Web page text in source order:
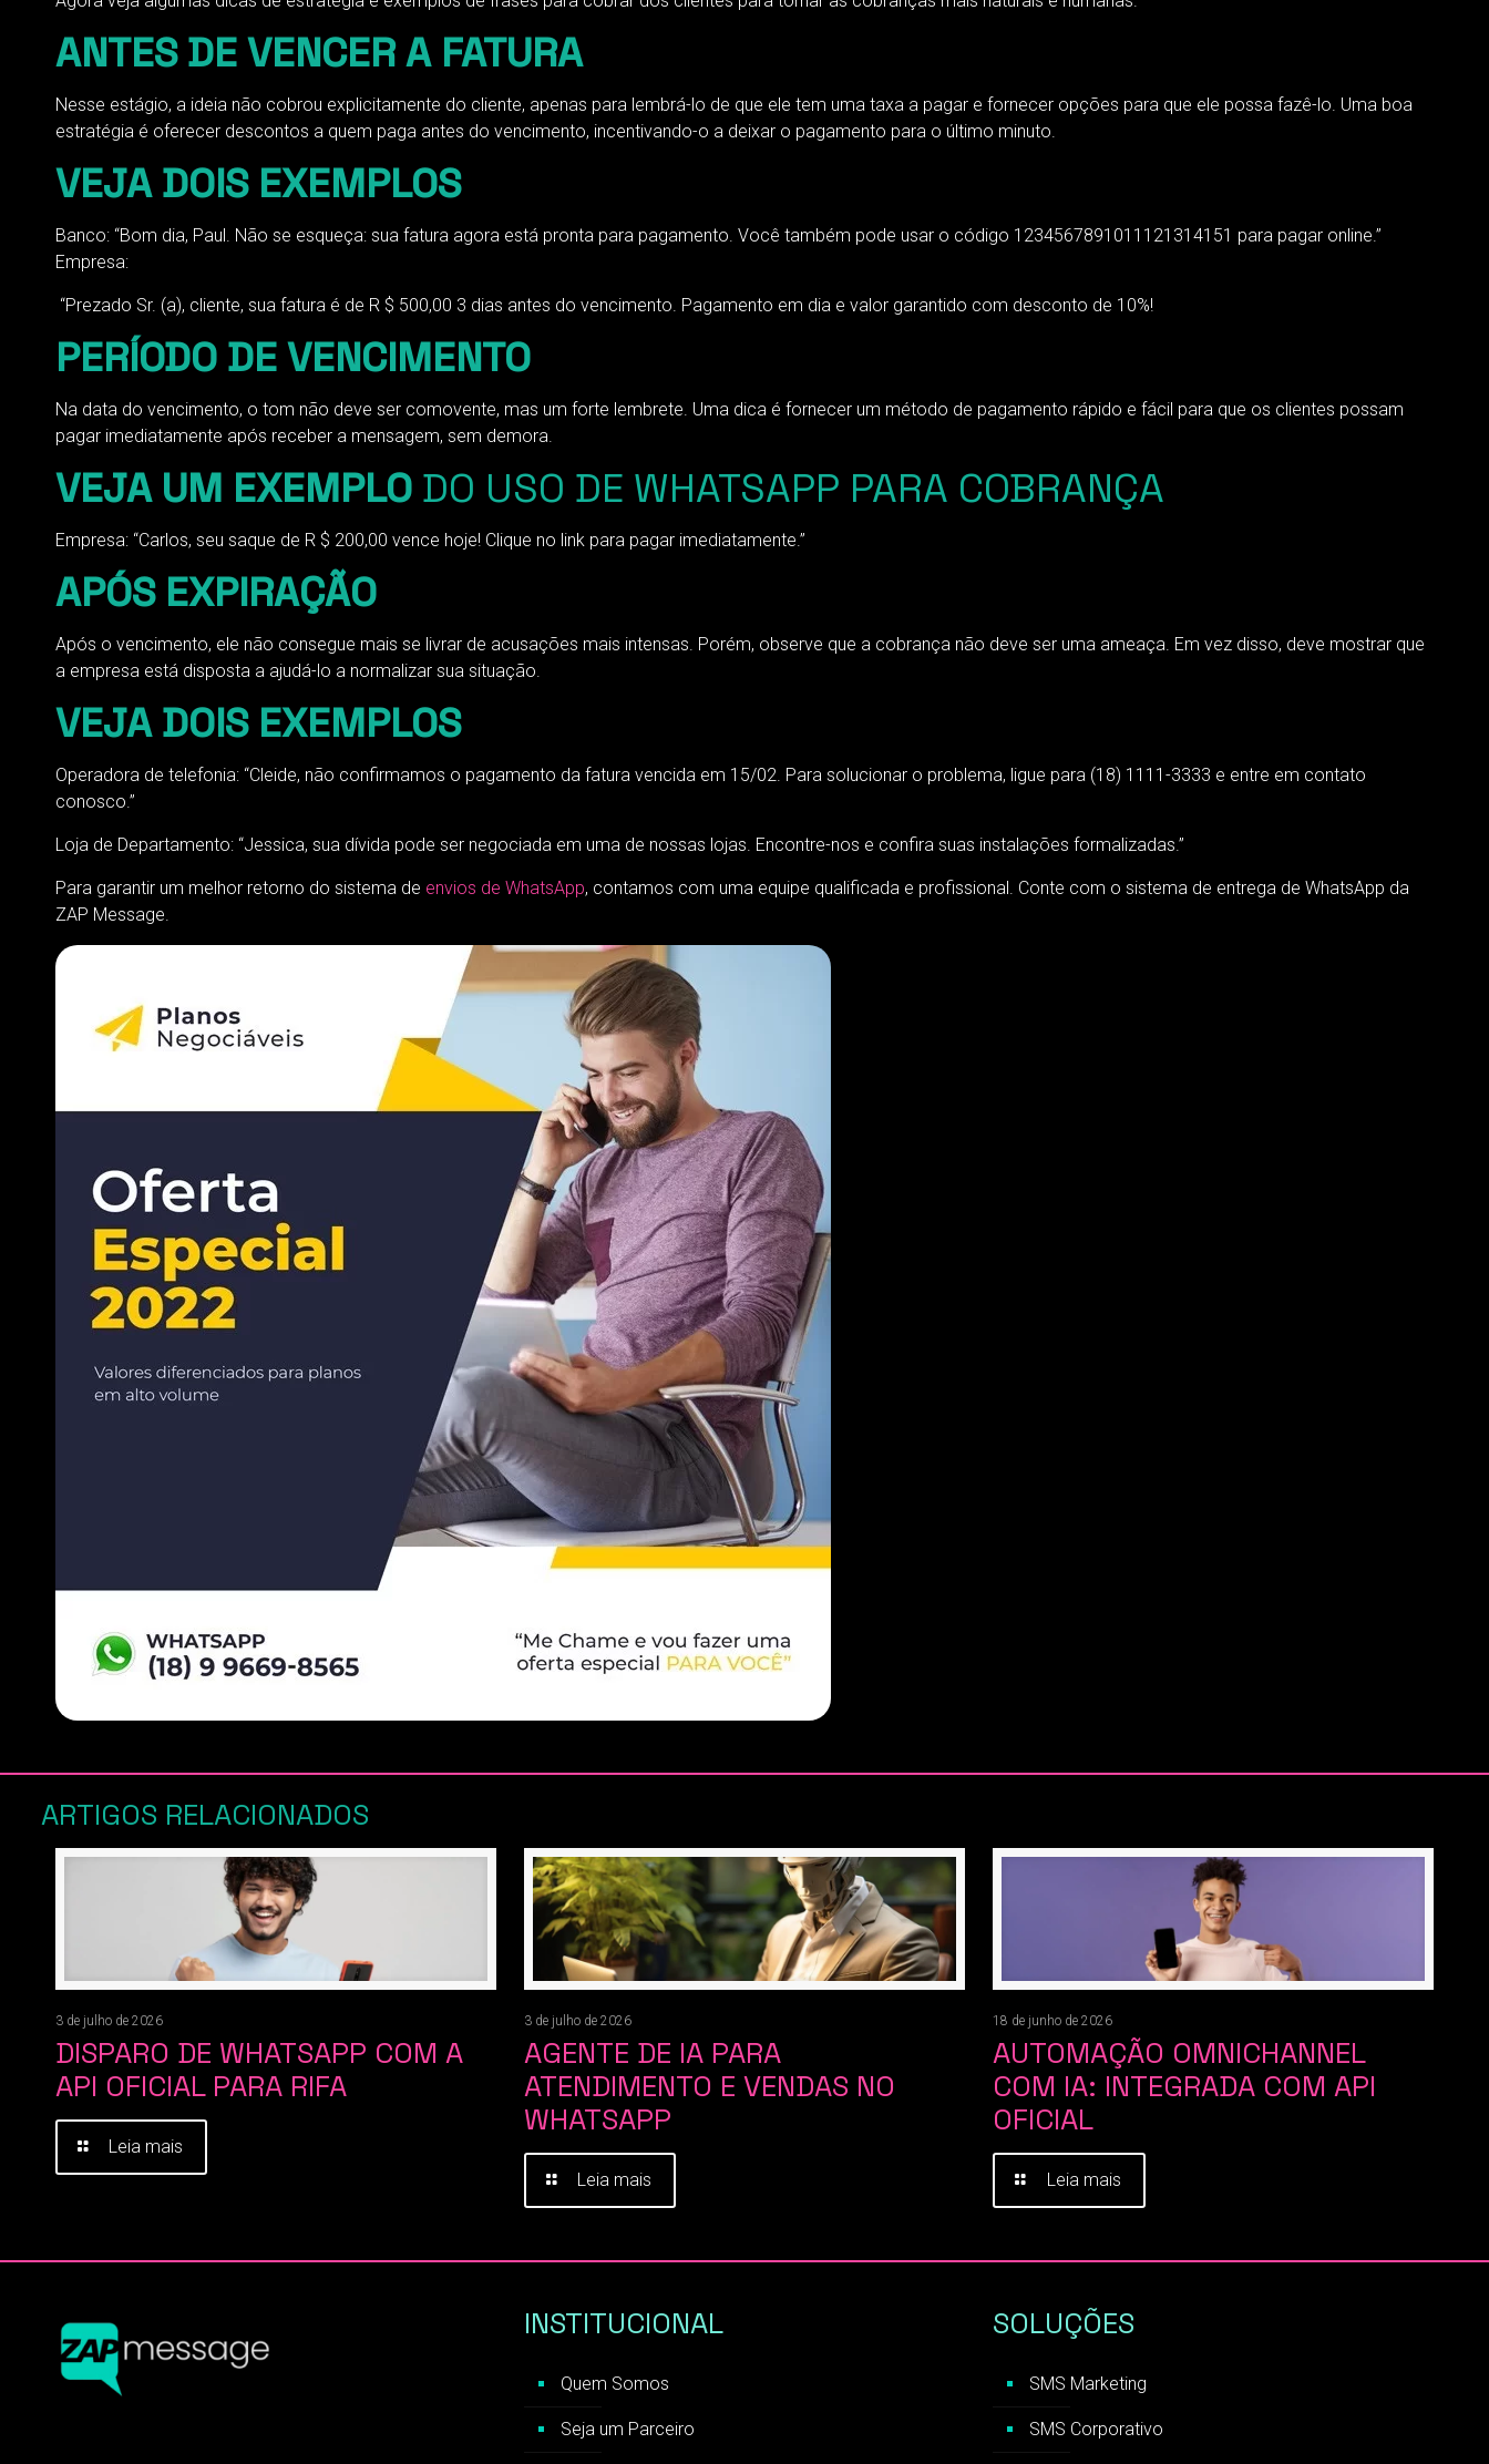
ANTES DE VENCER A FATURA
Nesse estágio, a ideia não cobrou explicitamente do cliente, apenas para lembrá-lo de que ele tem uma taxa a pagar e fornecer opções para que ele possa fazê-lo. Uma boa
estratégia é oferecer descontos a quem paga antes do vencimento, incentivando-o a deixar o pagamento para o último minuto.
VEJA DOIS EXEMPLOS
Banco: “Bom dia, Paul. Não se esqueça: sua fatura agora está pronta para pagamento. Você também pode usar o código 1234567891011121314151 para pagar online.”
Empresa:
“Prezado Sr. (a), cliente, sua fatura é de R $ 500,00 3 dias antes do vencimento. Pagamento em dia e valor garantido com desconto de 10%!
PERÍODO DE VENCIMENTO
Na data do vencimento, o tom não deve ser comovente, mas um forte lembrete. Uma dica é fornecer um método de pagamento rápido e fácil para que os clientes possam
pagar imediatamente após receber a mensagem, sem demora.
VEJA UM EXEMPLODO USO DE WHATSAPP PARA COBRANÇA
Empresa: “Carlos, seu saque de R $ 200,00 vence hoje! Clique no link para pagar imediatamente.”
APÓS EXPIRAÇÃO
Após o vencimento, ele não consegue mais se livrar de acusações mais intensas. Porém, observe que a cobrança não deve ser uma ameaça. Em vez disso, deve mostrar que
a empresa está disposta a ajudá-lo a normalizar sua situação.
VEJA DOIS EXEMPLOS
Operadora de telefonia: “Cleide, não confirmamos o pagamento da fatura vencida em 15/02. Para solucionar o problema, ligue para (18) 1111-3333 e entre em contato
conosco.”
Loja de Departamento: “Jessica, sua dívida pode ser negociada em uma de nossas lojas. Encontre-nos e confira suas instalações formalizadas.”
Para garantir um melhor retorno do sistema de envios de WhatsApp, contamos com uma equipe qualificada e profissional. Conte com o sistema de entrega de WhatsApp da
ZAP Message.
ARTIGOS RELACIONADOS
3 de julho de 2026
DISPARO DE WHATSAPP COM A
API OFICIAL PARA RIFA
Leia mais
3 de julho de 2026
AGENTE DE IA PARA
ATENDIMENTO E VENDAS NO
WHATSAPP
Leia mais
18 de junho de 2026
AUTOMAÇÃO OMNICHANNEL
COM IA: INTEGRADA COM API
OFICIAL
Leia mais
INSTITUCIONAL
Quem Somos
Seja um Parceiro
SOLUÇÕES
SMS Marketing
SMS Corporativo